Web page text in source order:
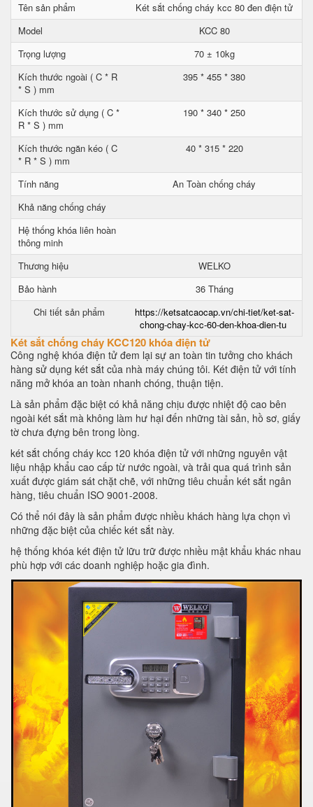
Tên sản phẩm
Két sắt chống cháy kcc 80 đen điện tử
Model
KCC 80
Trọng lượng
70 ± 10kg
Kích thước ngoài ( C * R
* S ) mm
395 * 455 * 380
Kích thước sử dụng ( C *
R * S ) mm
190 * 340 * 250
Kích thước ngăn kéo ( C
* R * S ) mm
40 * 315 * 220
Tính năng
An Toàn chống cháy
Khả năng chống cháy
Hệ thống khóa liên hoàn
thông minh
Thương hiệu
WELKO
Bảo hành
36 Tháng
Chi tiết sản phẩm
https://ketsatcaocap.vn/chi-tiet/ket-sat-
chong-chay-kcc-60-den-khoa-dien-tu
Két sắt chống cháy KCC120 khóa điện tử
Công nghệ khóa điện tử đem lại sự an toàn tin tưởng cho khách
hàng sử dụng két sắt của nhà máy chúng tôi. Két điện tử với tính
năng mở khóa an toàn nhanh chóng, thuận tiện.
Là sản phẩm đặc biệt có khả năng chịu được nhiệt độ cao bên
ngoài két sắt mà không làm hư hại đến những tài sản, hồ sơ, giấy
tờ chưa đựng bên trong lòng.
két sắt chống cháy kcc 120 khóa điện tử với những nguyên vật
liệu nhập khẩu cao cấp từ nước ngoài, và trải qua quá trình sản
xuất được giám sát chặt chẽ, với những tiêu chuẩn két sắt ngân
hàng, tiêu chuẩn ISO 9001-2008.
Có thể nói đây là sản phẩm được nhiều khách hàng lựa chọn vì
những đặc biệt của chiếc két sắt này.
hệ thống khóa két điện tử lữu trữ được nhiều mật khẩu khác nhau
phù hợp với các doanh nghiệp hoặc gia đình.